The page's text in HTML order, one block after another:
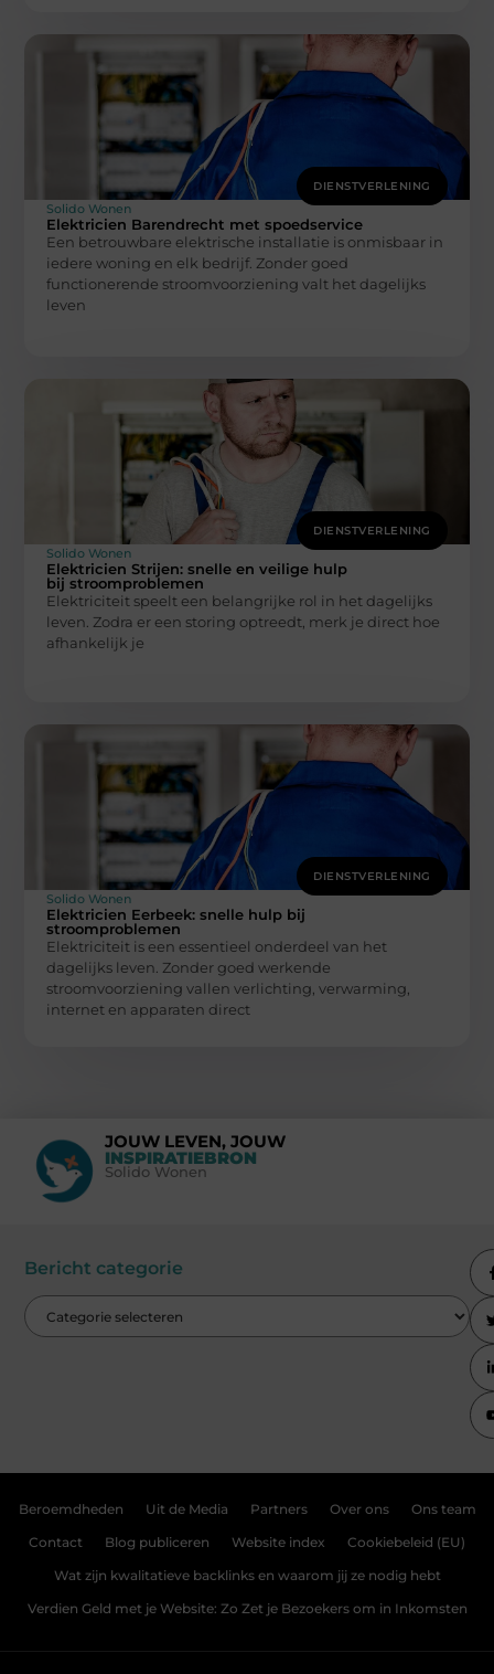
DIENSTVERLENING
Solido Wonen
Elektricien Barendrecht met spoedservice
Een betrouwbare elektrische installatie is onmisbaar in
iedere woning en elk bedrijf. Zonder goed
functionerende stroomvoorziening valt het dagelijks
leven
DIENSTVERLENING
Solido Wonen
Elektricien Strijen: snelle en veilige hulp
bij stroomproblemen
Elektriciteit speelt een belangrijke rol in het dagelijks
leven. Zodra er een storing optreedt, merk je direct hoe
afhankelijk je
DIENSTVERLENING
Solido Wonen
Elektricien Eerbeek: snelle hulp bij
stroomproblemen
Elektriciteit is een essentieel onderdeel van het
dagelijks leven. Zonder goed werkende
stroomvoorziening vallen verlichting, verwarming,
internet en apparaten direct
JOUW LEVEN, JOUW
INSPIRATIEBRON
Solido Wonen
Bericht categorie
Beroemdheden Uit de Media Partners Over ons Ons team
Contact Blog publiceren Website index Cookiebeleid (EU)
Wat zijn kwalitatieve backlinks en waarom jij ze nodig hebt
Verdien Geld met je Website: Zo Zet je Bezoekers om in Inkomsten